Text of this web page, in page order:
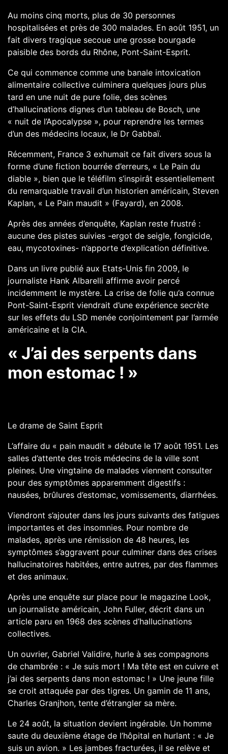
Au moins cinq morts, plus de 30 personnes
hospitalisées et près de 300 malades. En août 1951, un
fait divers tragique secoue une grosse bourgade
paisible des bords du Rhône, Pont-Saint-Esprit.
Ce qui commence comme une banale intoxication
alimentaire collective culminera quelques jours plus
tard en une nuit de pure folie, des scènes
d’hallucinations dignes d’un tableau de Bosch, une
« nuit de l’Apocalypse », pour reprendre les termes
d’un des médecins locaux, le Dr Gabbaï.
Récemment, France 3 exhumait ce fait divers sous la
forme d’une fiction bourrée d’erreurs, « Le Pain du
diable », bien que le téléfilm s’inspirât essentiellement
du remarquable travail d’un historien américain, Steven
Kaplan, « Le Pain maudit » (Fayard), en 2008.
Après des années d’enquête, Kaplan reste frustré :
aucune des pistes suivies -ergot de seigle, fongicide,
eau, mycotoxines- n’apporte d’explication définitive.
Dans un livre publié aux Etats-Unis fin 2009, le
journaliste Hank Albarelli affirme avoir percé
incidemment le mystère. La crise de folie qu’a connue
Pont-Saint-Esprit viendrait d’une expérience secrète
sur les effets du LSD menée conjointement par l’armée
américaine et la CIA.
« J’ai des serpents dans
mon estomac ! »
Le drame de Saint Esprit
L’affaire du « pain maudit » débute le 17 août 1951. Les
salles d’attente des trois médecins de la ville sont
pleines. Une vingtaine de malades viennent consulter
pour des symptômes apparemment digestifs :
nausées, brûlures d’estomac, vomissements, diarrhées.
Viendront s’ajouter dans les jours suivants des fatigues
importantes et des insomnies. Pour nombre de
malades, après une rémission de 48 heures, les
symptômes s’aggravent pour culminer dans des crises
hallucinatoires habitées, entre autres, par des flammes
et des animaux.
Après une enquête sur place pour le magazine Look,
un journaliste américain, John Fuller, décrit dans un
article paru en 1968 des scènes d’hallucinations
collectives.
Un ouvrier, Gabriel Validire, hurle à ses compagnons
de chambrée : « Je suis mort ! Ma tête est en cuivre et
j’ai des serpents dans mon estomac ! » Une jeune fille
se croit attaquée par des tigres. Un gamin de 11 ans,
Charles Granjhon, tente d’étrangler sa mère.
Le 24 août, la situation devient ingérable. Un homme
saute du deuxième étage de l’hôpital en hurlant : « Je
suis un avion. » Les jambes fracturées, il se relève et